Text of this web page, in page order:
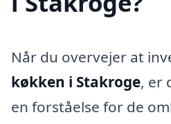
Når du overvejer at
køkken i Stakroge, er
en forståelse for de